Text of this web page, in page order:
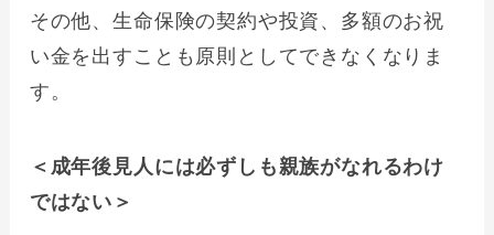
その他、生命保険の契約や投資、多額のお祝
い金を出すことも原則としてできなくなりま
す。
＜成年後見人には必ずしも親族がなれるわけ
ではない＞